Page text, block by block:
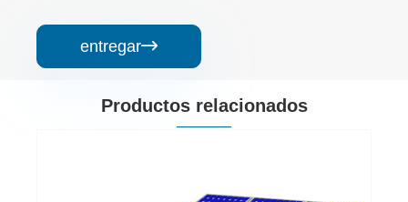
entregar
Productos relacionados